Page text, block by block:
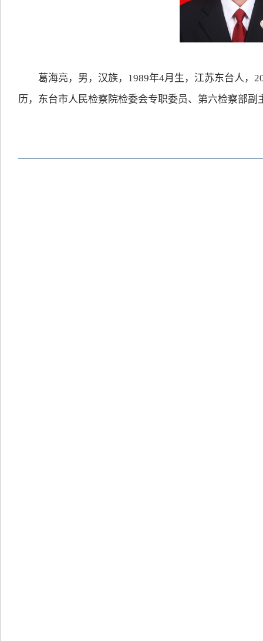
葛海亮，男，汉族，1989年4月生，江苏东台人，
历，东台市人民检察院检委会专职委员、第六检察部副